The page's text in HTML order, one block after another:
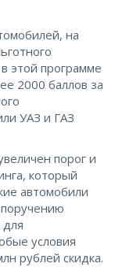
на
этой программе
2000 баллов за
УАЗ и ГАЗ
порог и
который
автомобили
условия
рублей скидка.